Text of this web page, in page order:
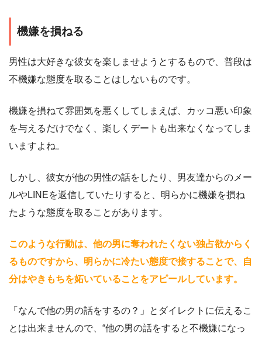
機嫌を損ねる
男性は大好きな彼女を楽しませようとするもので、普段は
不機嫌な態度を取ることはしないものです。
機嫌を損ねて雰囲気を悪くしてしまえば、カッコ悪い印象
を与えるだけでなく、楽しくデートも出来なくなってしま
いますよね。
しかし、彼女が他の男性の話をしたり、男友達からのメー
ルやLINEを返信していたりすると、明らかに機嫌を損ね
たような態度を取ることがあります。
このような行動は、他の男に奪われたくない独占欲からく
るものですから、明らかに冷たい態度で接することで、自
分はやきもちを妬いていることをアピールしています。
「なんで他の男の話をするの？」とダイレクトに伝えるこ
とは出来ませんので、“他の男の話をすると不機嫌になっ